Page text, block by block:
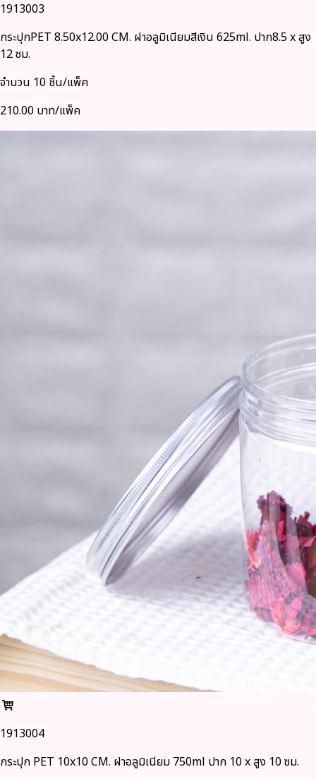
1913003
กระปุกPET 8.50x12.00 CM. ฝาอลูมิเนียมสีเงิน 625ml. ปาก8.5 x สูง
12 ซม.
จำนวน 10 ชิ้น/แพ็ค
210.00 บาท/แพ็ค
1913004
กระปุก PET 10x10 CM. ฝาอลูมิเนียม 750ml ปาก 10 x สูง 10 ซม.